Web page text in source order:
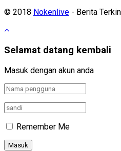
© 2018 Nokenlive - Berita
Selamat datang kembali
Masuk dengan akun anda
Remember Me